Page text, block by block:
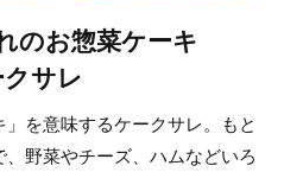
のお惣菜ケーキ
サレ
を意味するケークサレ。もと
野菜やチーズ、ハムなどいろ